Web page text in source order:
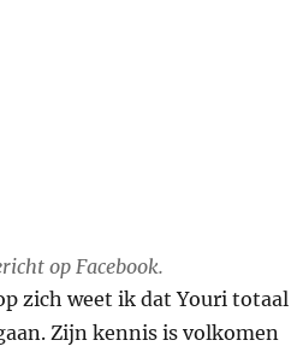
op Facebook.
zich weet ik dat Youri totaal
Zijn kennis is volkomen